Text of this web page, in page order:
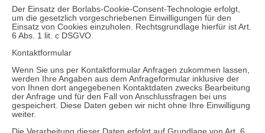
Der Einsatz der Borlabs-Cookie-Consent-Technologie erfolgt,
um die gesetzlich vorgeschriebenen Einwilligungen für den
Einsatz von Cookies einzuholen. Rechtsgrundlage hierfür ist Art.
6 Abs. 1 lit. c DSGVO.
Kontaktformular
Wenn Sie uns per Kontaktformular Anfragen zukommen lassen,
werden Ihre Angaben aus dem Anfrageformular inklusive der
von Ihnen dort angegebenen Kontaktdaten zwecks Bearbeitung
der Anfrage und für den Fall von Anschlussfragen bei uns
gespeichert. Diese Daten geben wir nicht ohne Ihre Einwilligung
weiter.